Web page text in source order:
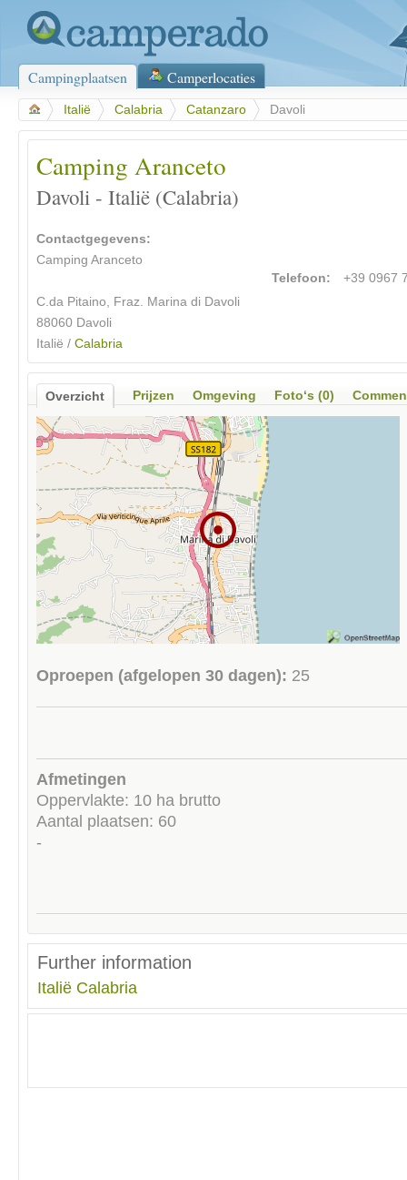
Campingplaatsen Camperlocaties
Italië Calabria Catanzaro Davoli
Camping Aranceto
Davoli - Italië (Calabria)
Contactgegevens:
Camping Aranceto
C.da Pitaino, Fraz. Marina di Davoli
88060 Davoli
Italië / Calabria
Telefoon: +39 0967
Overzicht Prijzen Omgeving Foto‘s (0)
Oproepen (afgelopen 30 dagen): 25
Afmetingen
Oppervlakte: 10 ha brutto
Aantal plaatsen: 60
-
Further information
Italië Calabria